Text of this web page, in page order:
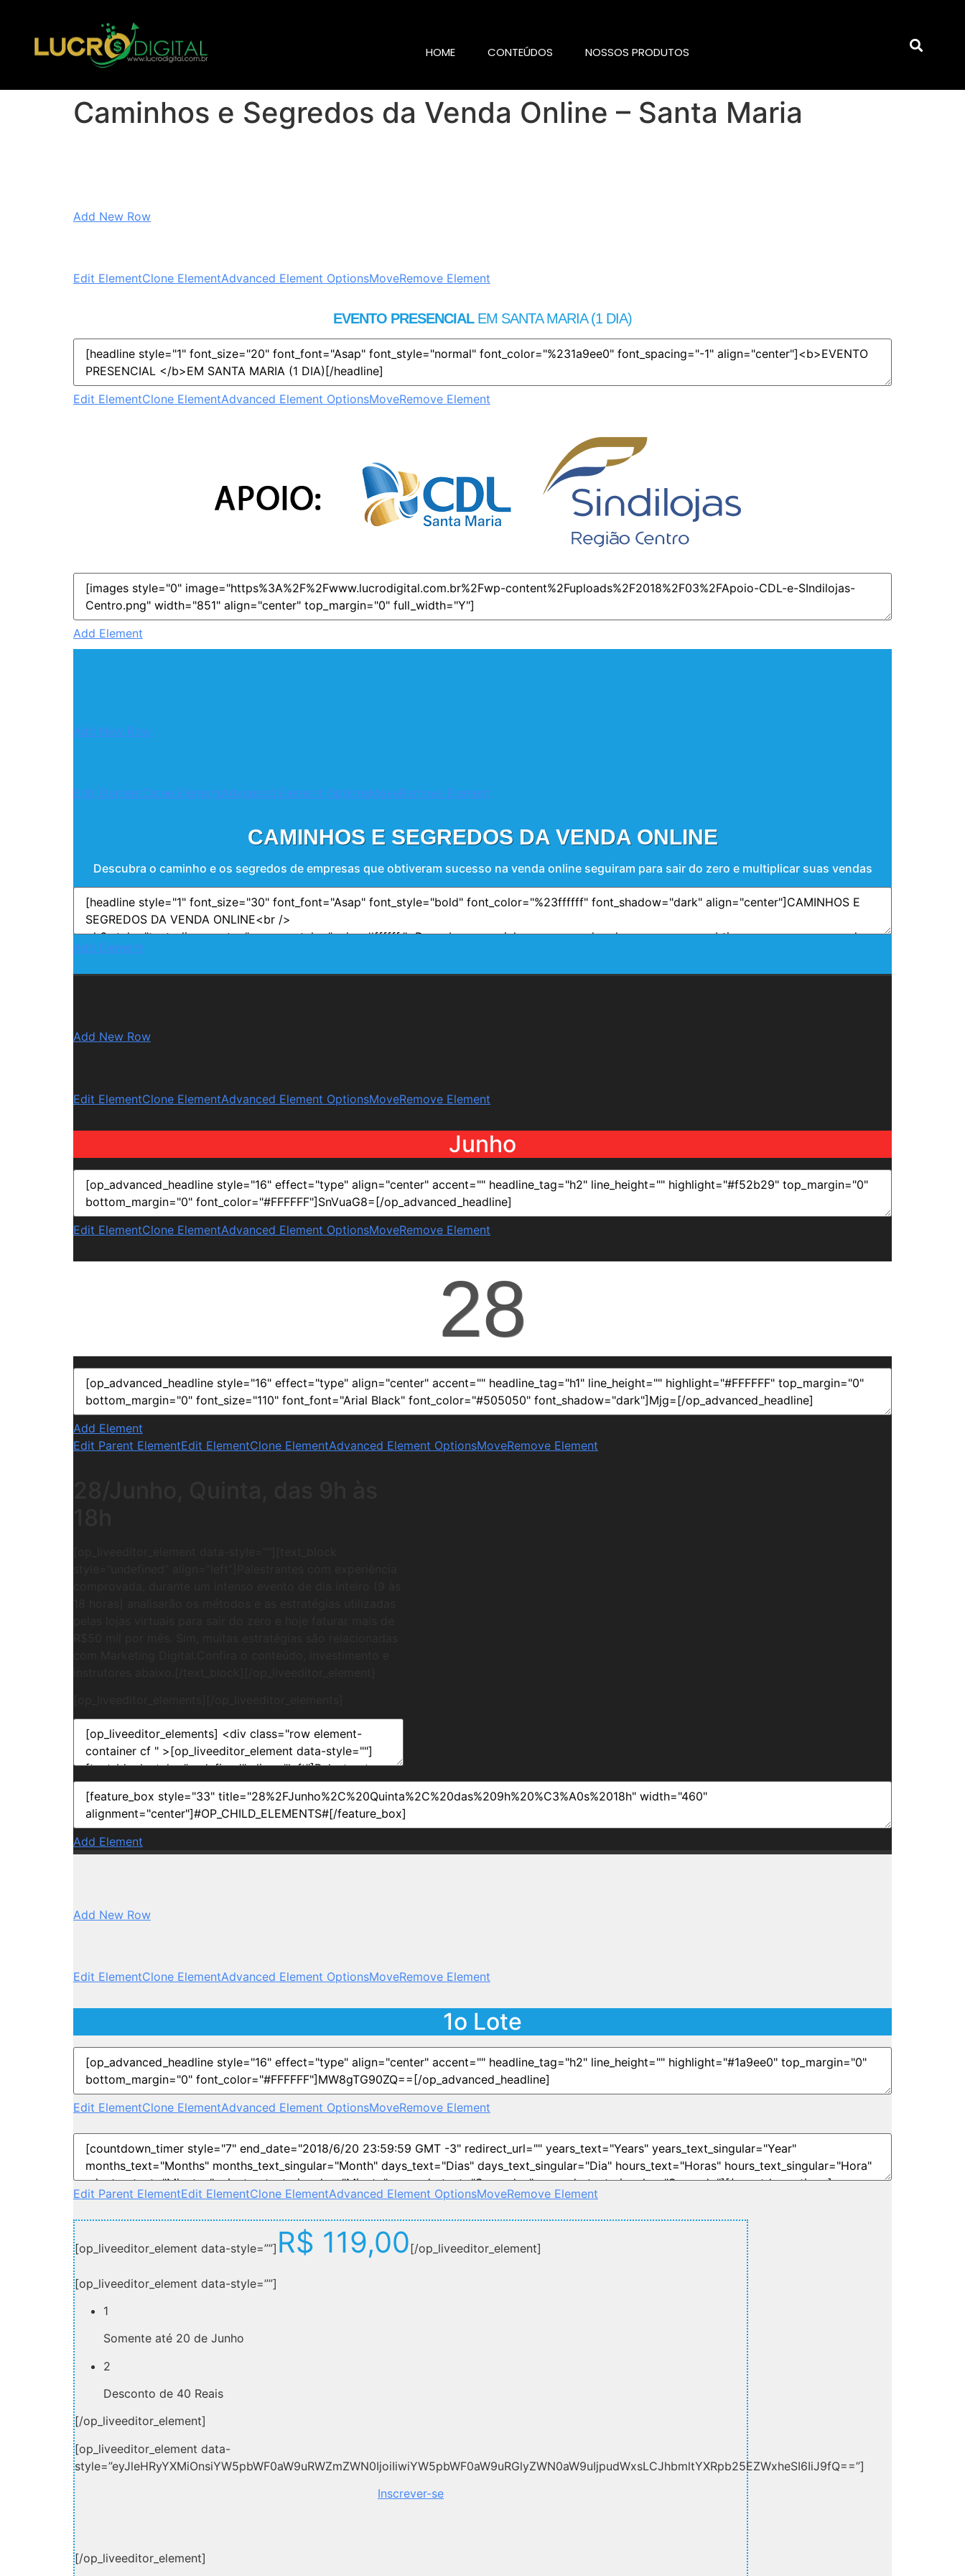
HOME CONTEÚDOS NOSSOS PRODUTOS
Caminhos e Segredos da Venda Online – Santa Maria
Add New Row
Edit ElementClone ElementAdvanced Element OptionsMoveRemove Element
EVENTO PRESENCIAL EM SANTA MARIA (1 DIA)
Edit ElementClone ElementAdvanced Element OptionsMoveRemove Element
Add Element
Add New Row
Edit ElementClone ElementAdvanced Element OptionsMoveRemove Element
CAMINHOS E SEGREDOS DA VENDA ONLINE
Descubra o caminho e os segredos de empresas que obtiveram sucesso na venda online seguiram para sair do zero e multiplicar suas vendas
Add Element
Add New Row
Edit ElementClone ElementAdvanced Element OptionsMoveRemove Element
Junho
Edit ElementClone ElementAdvanced Element OptionsMoveRemove Element
28
Add Element
Edit Parent ElementEdit ElementClone ElementAdvanced Element OptionsMoveRemove Element
Add Element
Add New Row
Edit ElementClone ElementAdvanced Element OptionsMoveRemove Element
1o Lote
Edit ElementClone ElementAdvanced Element OptionsMoveRemove Element
Edit Parent ElementEdit ElementClone ElementAdvanced Element OptionsMoveRemove Element
[op_liveeditor_element data-style=””] R$ 119,00 [/op_liveeditor_element]
[op_liveeditor_element data-style=””]
1
Somente até 20 de Junho
2
Desconto de 40 Reais
[/op_liveeditor_element]
[op_liveeditor_element data-
style=”eyJleHRyYXMiOnsiYW5pbWF0aW9uRWZmZWN0IjoiIiwiYW5pbWF0aW9uRGlyZWN0aW9uIjpudWxsLCJhbmltYXRpb25EZWxheSI6IiJ9fQ==”]
Inscrever-se
[/op_liveeditor_element]